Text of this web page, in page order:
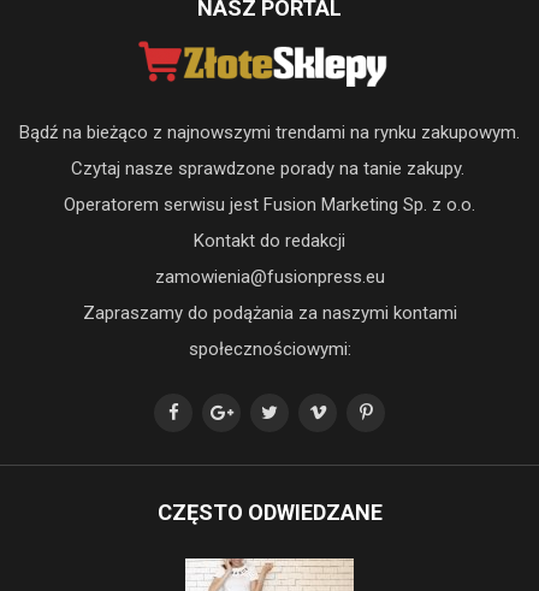
NASZ PORTAL
Bądź na bieżąco z najnowszymi trendami na rynku zakupowym.
Czytaj nasze sprawdzone porady na tanie zakupy.
Operatorem serwisu jest Fusion Marketing Sp. z o.o.
Kontakt do redakcji
zamowienia@fusionpress.eu
Zapraszamy do podążania za naszymi kontami
społecznościowymi:
CZĘSTO ODWIEDZANE